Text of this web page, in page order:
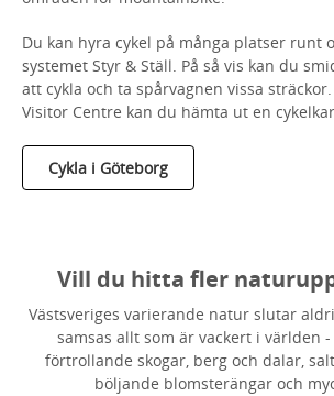
Du kan hyra cykel på många platser runt
systemet Styr & Ställ. På så vis kan du
att cykla och ta spårvagnen vissa
Visitor Centre kan du hämta ut en
Cykla i Göteborg
Vill du hitta fler
Västsveriges varierande natur slutar
samsas allt som är vackert i världen
förtrollande skogar, berg och dalar,
böljande blomsterängar och